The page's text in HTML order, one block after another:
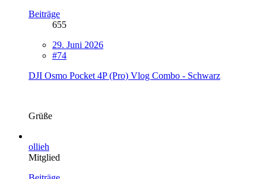
Beiträge
655
29. Juni 2026
#74
DJI Osmo Pocket 4P (Pro) Vlog Combo - Schwarz
Grüße
ollieh
Mitglied